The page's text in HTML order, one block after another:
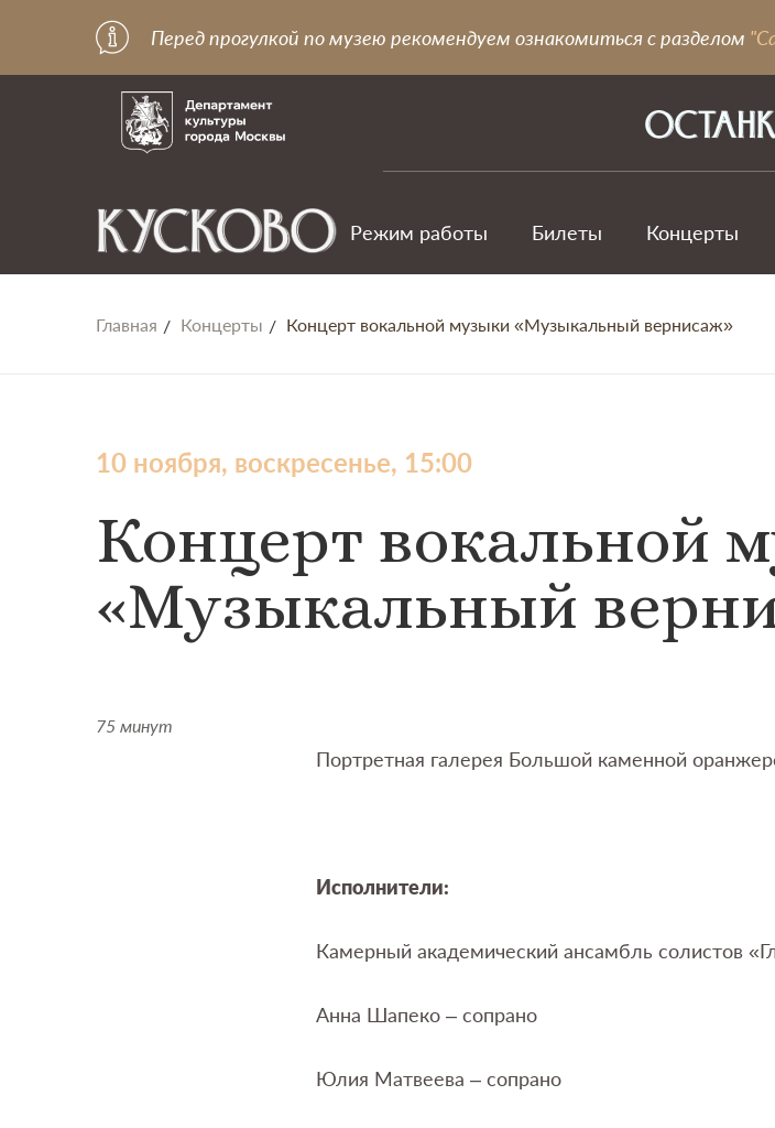
Перед прогулкой по музею рекомендуем ознакомиться с разделом
Режим работы Билеты Концерты
Главная Концерты Концерт вокальной музыки «Музыкальный вернисаж»
10 ноября, воскресенье, 15:00
Концерт вокальной
«Музыкальный
75 минут
Портретная галерея Большой каменной
Исполнители:
Камерный академический ансамбль солистов
Анна Шапеко – сопрано
Юлия Матвеева – сопрано